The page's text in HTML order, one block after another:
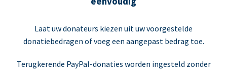
Laat uw donateurs kiezen uit uw voorgestelde
donatiebedragen of voeg een aangepast bedrag toe.
Terugkerende PayPal-donaties worden ingesteld zonder